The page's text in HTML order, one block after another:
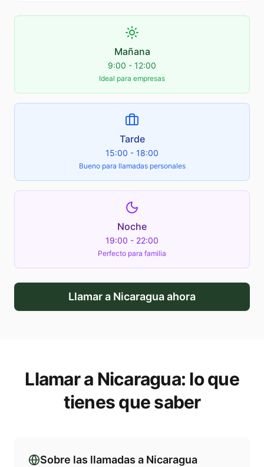
Mañana
9:00 - 12:00
Ideal para empresas
Tarde
15:00 - 18:00
Bueno para llamadas personales
Noche
19:00 - 22:00
Perfecto para familia
Llamar a Nicaraguaahora
Llamar a Nicaragua: lo que
tienes que saber
Sobre las llamadas a Nicaragua